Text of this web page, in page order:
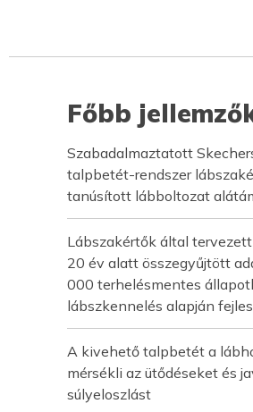
Főbb
Szabadalmaztatott
talpbetét-rendszer
tanúsított lábboltozat
Lábszakértők által
20 év alatt összegyűjtött
000 terhelésmentes
lábszkennelés alapján
A kivehető talpbetét a
mérsékli az ütődéseket és
súlyeloszlást